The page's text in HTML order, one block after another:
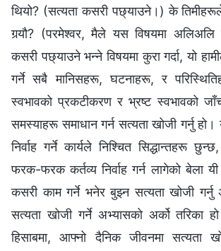
थियो? (सत्यता कसरी पछ्याउने।) के
गर्‍यौ? (परमेश्‍वर, मैले यस विषयमा
कसरी पछ्याउने भन्‍ने विषयमा कुरा गर्दा, यो
गर्ने सबै मानिसहरू, घटनाहरू, र
स्वभावको प्रकटीकरण र भ्रष्ट स्वभावको
समस्याहरू समाधान गर्न सत्यता खोजी गर्नु
निर्वाह गर्ने कार्यले निश्‍चित सिद्धान्तहरू
फरक-फरक कर्तव्य निर्वाह गर्न लागेको बेला यी
कसरी काम गर्ने भनेर बुझ्‍न सत्यता खोजी गर्नु
सत्यता खोजी गर्ने अभ्यासको अर्को तरिका
हिसाबमा, आफ्‍नो दैनिक जीवनमा सत्यता